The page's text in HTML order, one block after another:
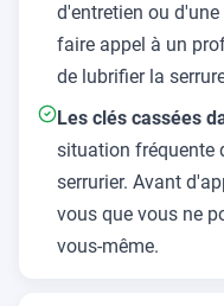
d'entretien ou
faire appel à un
de lubrifier la
Les clés cassées
situation fréquente
serrurier. Avant
vous que vous ne
vous-même.